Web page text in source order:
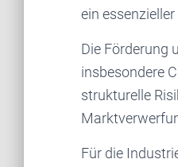
ein
Die Förderung
insbesondere
strukturelle
Für die